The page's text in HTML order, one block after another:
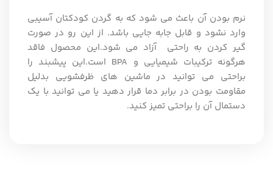
نرم بودن آن باعث می شود که به گردن کودکتان آسیبی
وارد نشود و قابل جابه جایی باشد. از این رو در صورت
گیر کردن به راحتی آزاد می شود.این محصول فاقد
هرگونه ترکیبات شیمیایی و BPA است.این پیشبند را
براحتی می توانید در ماشین های ظرفشویی بدلیل
مقاومت بودن در برابر دما قرار دهید یا می توانید با یک
دستمال آن را براحتی تمیز کنید.